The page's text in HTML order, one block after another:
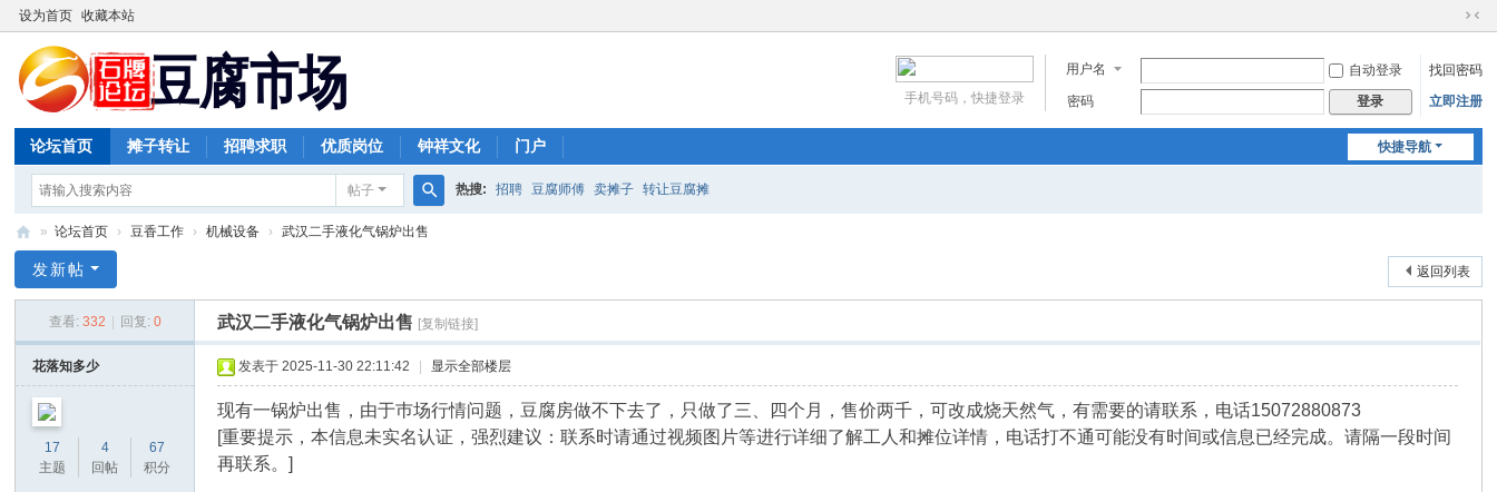
设为首页 收藏本站
切
到
窄
用户名 自动登录
找回密码
密码
登录 立即注册
手机号码，快捷登录
快捷导航
论坛首页 摊子转让 招聘求职 优质岗位 钟祥文化 门户
帖子
搜
热搜: 招聘 豆腐师傅 卖摊子 转让豆腐摊
腐
场
» 论坛首页 › 豆香工作 › 机械设备 › 武汉二手液化气锅炉出售
返回列表
发新帖
查看: 332 回复: 0 武汉二手液化气锅炉出售 [复制链接]
花落知多少
17
主题
4
回帖
67
积分
发表于 2025-11-30 22:11:42 显示全部楼层
现有一锅炉出售，由于巿场行情问题，豆腐房做不下去了，只做了三、四个月，售价两千，可改成烧天然气，有需要的请联系，电话15072880873
[重要提示，本信息未实名认证，强烈建议：联系时请通过视频图片等进行详细了解工人和摊位详情，电话打不通可能没有时间或信息已经完成。请隔一段时间
再联系。]